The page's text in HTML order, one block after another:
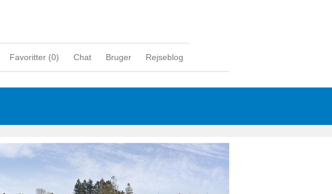
Favoritter (0) Chat Bruger Rejseblog